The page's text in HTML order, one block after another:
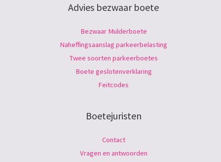
Advies bezwaar boete
Bezwaar Mulderboete
Naheffingsaanslag parkeerbelasting
Twee soorten parkeerboetes
Boete geslotenverklaring
Feitcodes
Boetejuristen
Contact
Vragen en antwoorden